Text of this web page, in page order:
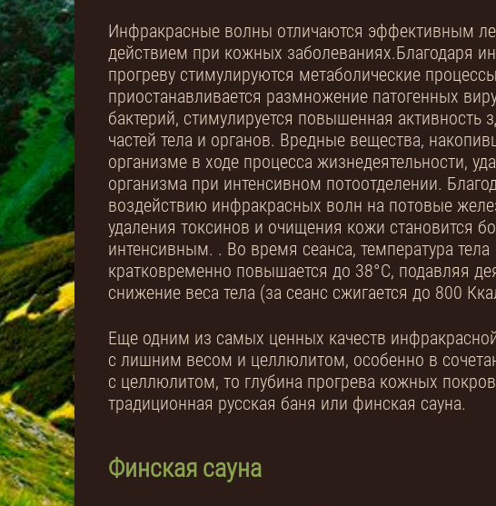
Инфракрасные волны отличаются эффективным
действием при кожных заболеваниях.Благодаря
прогреву стимулируются метаболические
приостанавливается размножение патогенных
бактерий, стимулируется повышенная активность
частей тела и органов. Вредные вещества,
организме в ходе процесса жизнедеятельности,
организма при интенсивном потоотделении.
воздействию инфракрасных волн на потовые
удаления токсинов и очищения кожи становится
интенсивным. . Во время сеанса, температура тела
кратковременно повышается до 38°C, подавляя
снижение веса тела (за сеанс сжигается до 800
Еще одним из самых ценных качеств
с лишним весом и целлюлитом, особенно в
с целлюлитом, то глубина прогрева кожных
традиционная русская баня или финская сауна.
Финская сауна